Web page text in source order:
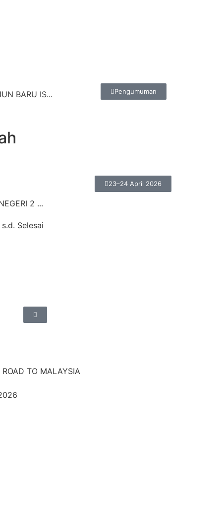
Pengumuman
BARU IS...
23–24 April 2026
2 ...
Selesai
TO MALAYSIA